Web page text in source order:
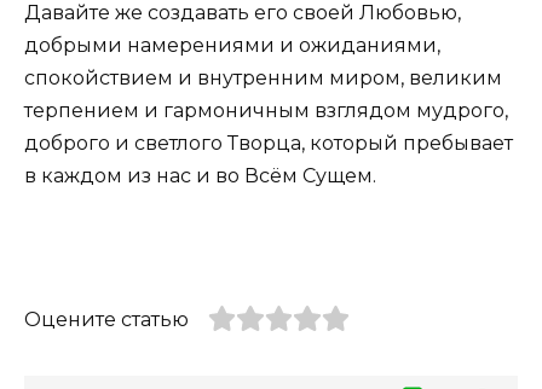
Давайте же создавать его своей Любовью,
добрыми намерениями и ожиданиями,
спокойствием и внутренним миром, великим
терпением и гармоничным взглядом мудрого,
доброго и светлого Творца, который пребывает
в каждом из нас и во Всём Сущем.
Оцените статью